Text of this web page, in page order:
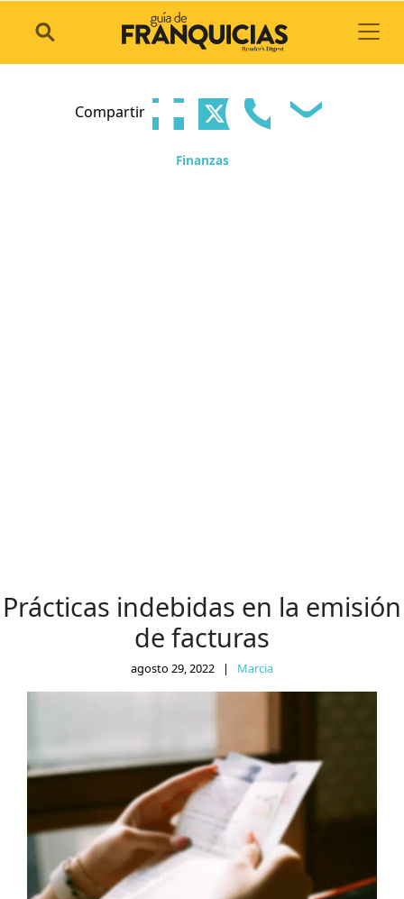
Compartir
Finanzas
Prácticas indebidas en la emisión
de facturas
agosto 29, 2022 | Marcia